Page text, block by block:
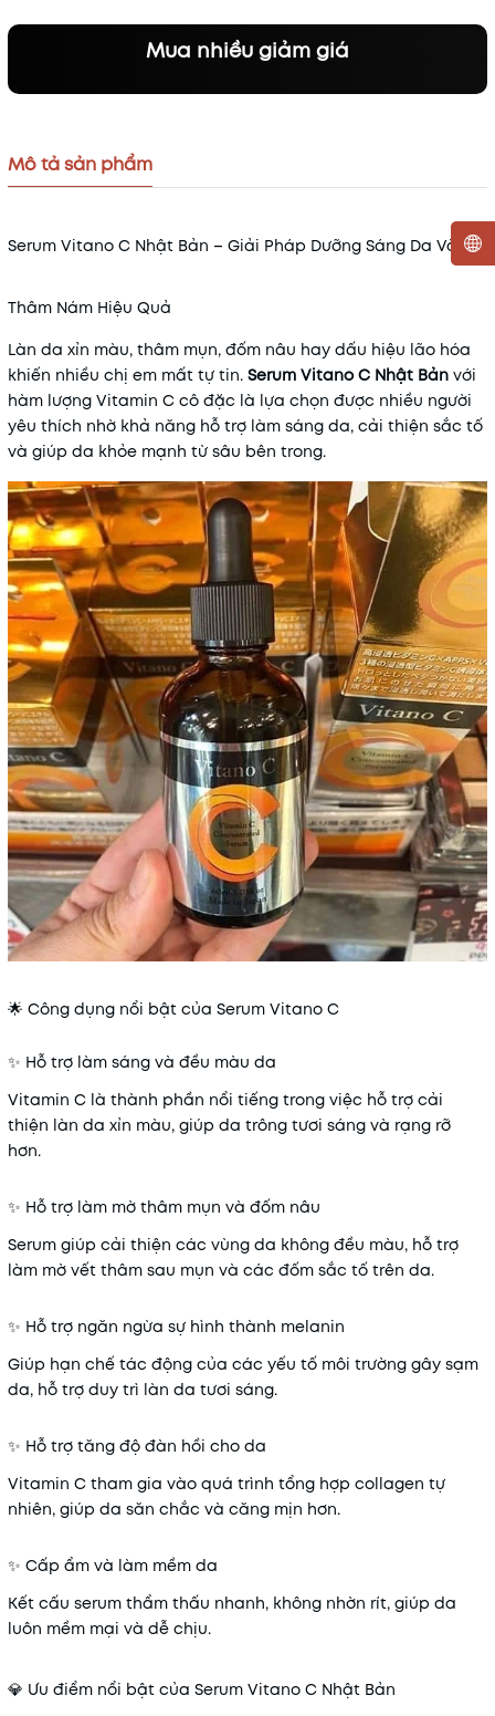
Mua nhiều giảm giá
Điều kiện:
Mô tả sản phẩm
Serum Vitano C Nhật Bản – Giải Pháp Dưỡng Sáng Da Và Mờ
Thâm Nám Hiệu Quả
Làn da xỉn màu, thâm mụn, đốm nâu hay dấu hiệu lão hóa
khiến nhiều chị em mất tự tin. Serum Vitano C Nhật Bản với
hàm lượng Vitamin C cô đặc là lựa chọn được nhiều người
yêu thích nhờ khả năng hỗ trợ làm sáng da, cải thiện sắc tố
và giúp da khỏe mạnh từ sâu bên trong.
🌟 Công dụng nổi bật của Serum Vitano C
✨ Hỗ trợ làm sáng và đều màu da
Vitamin C là thành phần nổi tiếng trong việc hỗ trợ cải
thiện làn da xỉn màu, giúp da trông tươi sáng và rạng rỡ
hơn.
✨ Hỗ trợ làm mờ thâm mụn và đốm nâu
Serum giúp cải thiện các vùng da không đều màu, hỗ trợ
làm mờ vết thâm sau mụn và các đốm sắc tố trên da.
✨ Hỗ trợ ngăn ngừa sự hình thành melanin
Giúp hạn chế tác động của các yếu tố môi trường gây sạm
da, hỗ trợ duy trì làn da tươi sáng.
✨ Hỗ trợ tăng độ đàn hồi cho da
Vitamin C tham gia vào quá trình tổng hợp collagen tự
nhiên, giúp da săn chắc và căng mịn hơn.
✨ Cấp ẩm và làm mềm da
Kết cấu serum thẩm thấu nhanh, không nhờn rít, giúp da
luôn mềm mại và dễ chịu.
💎 Ưu điểm nổi bật của Serum Vitano C Nhật Bản